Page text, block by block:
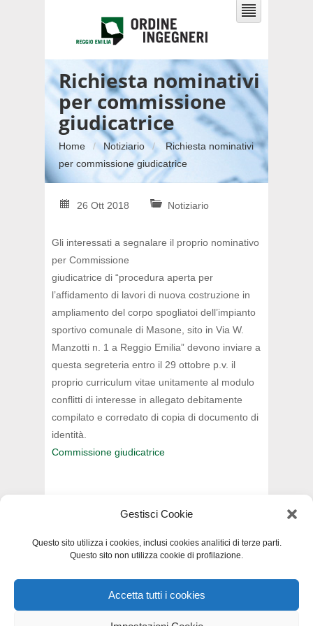
Gestisci Cookie
Questo sito utilizza i cookies, inclusi cookies analitici di terze parti.
Questo sito non utilizza cookie di profilazione.
Accetta tutti i cookies
Richiesta nominativi
per commissione
giudicatrice
Home Notiziario
Richiesta nominativi
per commissione giudicatrice
26 Ott 2018 Notiziario
Gli interessati a segnalare il proprio nominativo
per Commissione
giudicatrice di “procedura aperta per
l’affidamento di lavori di nuova costruzione in
ampliamento del corpo spogliatoi dell’impianto
sportivo comunale di Masone, sito in Via W.
Manzotti n. 1 a Reggio Emilia” devono inviare a
questa segreteria entro il 29 ottobre p.v. il
proprio curriculum vitae unitamente al modulo
conflitti di interesse in allegato debitamente
compilato e corredato di copia di documento di
identità.
Commissione giudicatrice